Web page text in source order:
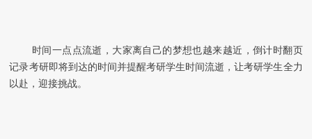
时间一点点流逝，大家离自己的梦想也越来越近，倒计时翻页
记录考研即将到达的时间并提醒考研学生时间流逝，让考研学生全力
以赴，迎接挑战。